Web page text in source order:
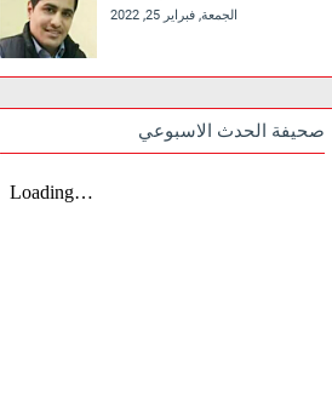
الجمعة, فبراير 25, 2022
صحيفة الحدث الاسبوعي